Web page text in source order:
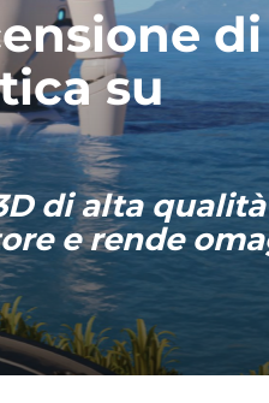
di
su
di alta
e rende